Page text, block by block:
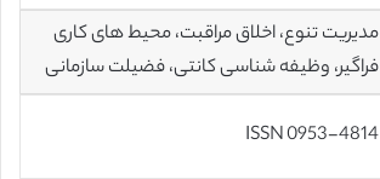
مدیریت تنوع، اخلاق مراقبت، محیط های کاری
فراگیر، وظیفه شناسی کانتی، فضیلت سازمانی
ISSN 0953-4814